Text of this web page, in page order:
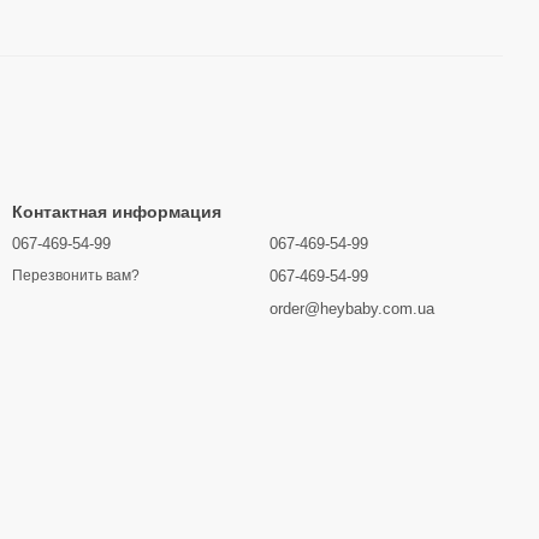
Контактная информация
067-469-54-99
Перезвонить вам?
067-469-54-99
067-469-54-99
order@heybaby.com.ua